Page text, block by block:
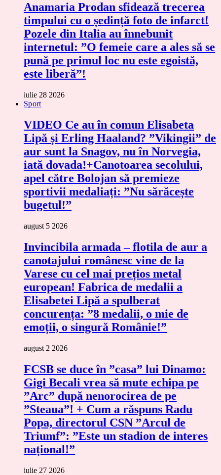
Anamaria Prodan sfidează trecerea
timpului cu o ședință foto de infarct!
Pozele din Italia au înnebunit
internetul: ”O femeie care a ales să se
pună pe primul loc nu este egoistă,
este liberă”!
iulie 28 2026
Sport
VIDEO Ce au în comun Elisabeta
Lipă și Erling Haaland? ”Vikingii” de
aur sunt la Snagov, nu în Norvegia,
iată dovada!+Canotoarea secolului,
apel către Bolojan să premieze
sportivii medaliați: ”Nu sărăcește
bugetul!”
august 5 2026
Invincibila armada – flotila de aur a
canotajului românesc vine de la
Varese cu cel mai prețios metal
european! Fabrica de medalii a
Elisabetei Lipă a spulberat
concurența: ”8 medalii, o mie de
emoții, o singură Românie!”
august 2 2026
FCSB se duce în ”casa” lui Dinamo:
Gigi Becali vrea să mute echipa pe
”Arc” după nenorocirea de pe
”Steaua”! + Cum a răspuns Radu
Popa, directorul CSN ”Arcul de
Triumf”: ”Este un stadion de interes
național!”
iulie 27 2026